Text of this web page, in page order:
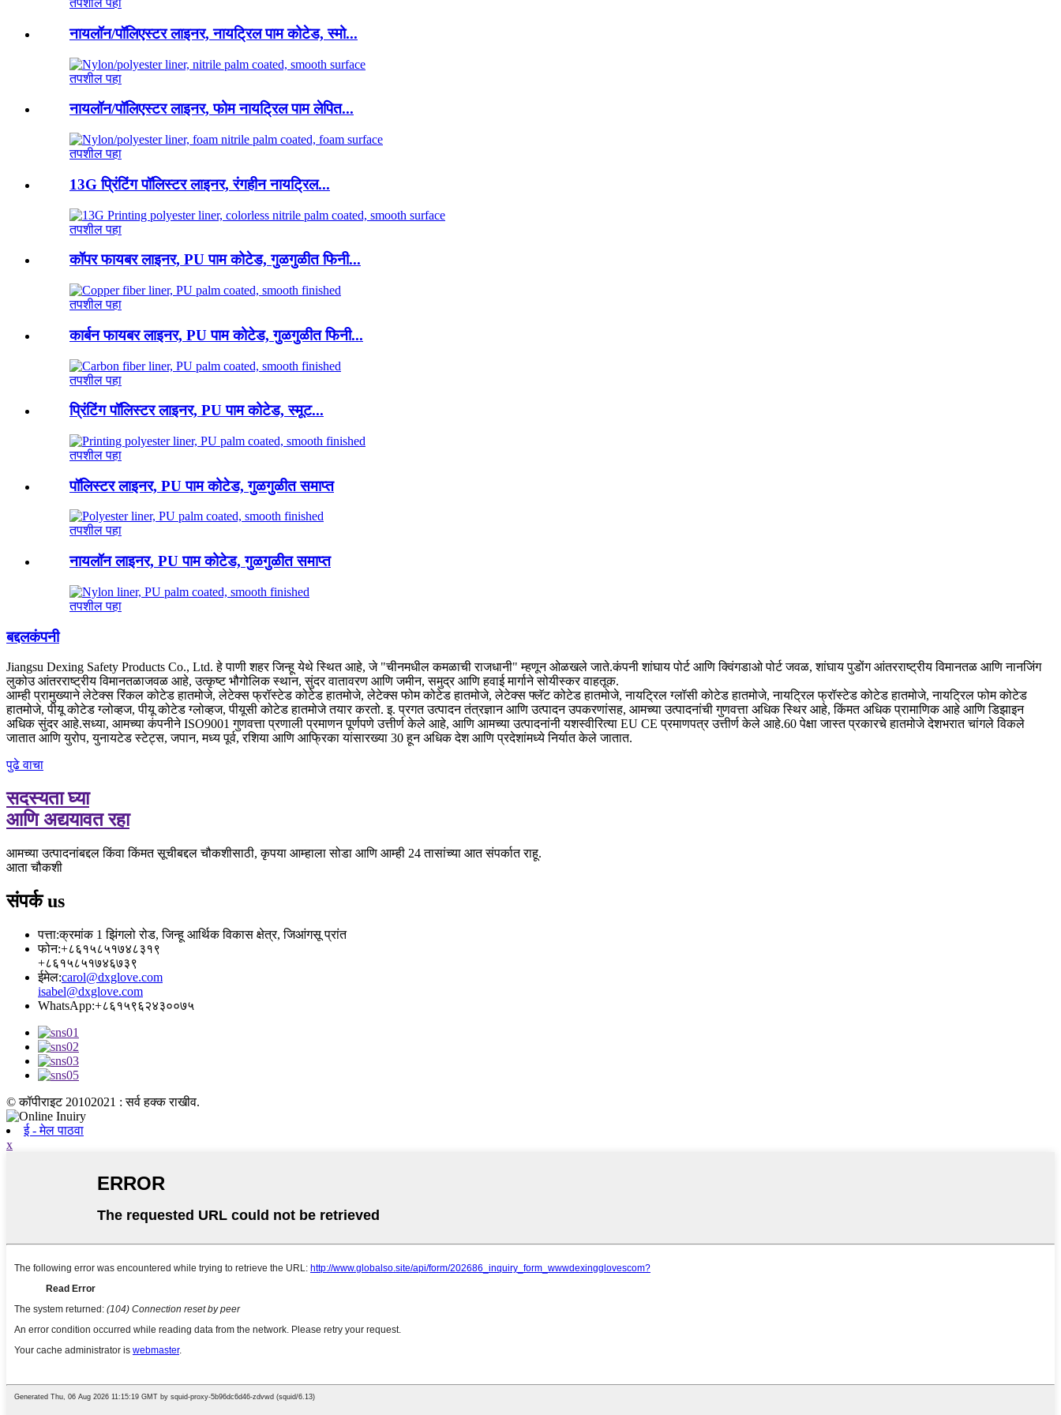
तपशील पहा
नायलॉन/पॉलिएस्टर लाइनर, नायट्रिल पाम कोटेड, स्मो...
तपशील पहा
नायलॉन/पॉलिएस्टर लाइनर, फोम नायट्रिल पाम लेपित...
तपशील पहा
13G प्रिंटिंग पॉलिस्टर लाइनर, रंगहीन नायट्रिल...
तपशील पहा
कॉपर फायबर लाइनर, PU पाम कोटेड, गुळगुळीत फिनी...
तपशील पहा
कार्बन फायबर लाइनर, PU पाम कोटेड, गुळगुळीत फिनी...
तपशील पहा
प्रिंटिंग पॉलिस्टर लाइनर, PU पाम कोटेड, स्मूट...
तपशील पहा
पॉलिस्टर लाइनर, PU पाम कोटेड, गुळगुळीत समाप्त
तपशील पहा
नायलॉन लाइनर, PU पाम कोटेड, गुळगुळीत समाप्त
तपशील पहा
बद्दलकंपनी
Jiangsu Dexing Safety Products Co., Ltd. हे पाणी शहर जिन्हू येथे स्थित आहे, जे "चीनमधील कमळाची राजधानी" म्हणून ओळखले जाते.कंपनी शांघाय पोर्ट आणि क्विंगडाओ पोर्ट जवळ, शांघाय पुडोंग आंतरराष्ट्रीय विमानतळ आणि नानजिंग
लुकोउ आंतरराष्ट्रीय विमानतळाजवळ आहे, उत्कृष्ट भौगोलिक स्थान, सुंदर वातावरण आणि जमीन, समुद्र आणि हवाई मार्गाने सोयीस्कर वाहतूक.
आम्ही प्रामुख्याने लेटेक्स रिंकल कोटेड हातमोजे, लेटेक्स फ्रॉस्टेड कोटेड हातमोजे, लेटेक्स फोम कोटेड हातमोजे, लेटेक्स फ्लॅट कोटेड हातमोजे, नायट्रिल ग्लॉसी कोटेड हातमोजे, नायट्रिल फ्रॉस्टेड कोटेड हातमोजे, नायट्रिल फोम कोटेड
हातमोजे, पीयू कोटेड ग्लोव्हज, पीयू कोटेड ग्लोव्हज, पीयूसी कोटेड हातमोजे तयार करतो. इ. प्रगत उत्पादन तंत्रज्ञान आणि उत्पादन उपकरणांसह, आमच्या उत्पादनांची गुणवत्ता अधिक स्थिर आहे, किंमत अधिक प्रामाणिक आहे आणि डिझाइन
अधिक सुंदर आहे.सध्या, आमच्या कंपनीने ISO9001 गुणवत्ता प्रणाली प्रमाणन पूर्णपणे उत्तीर्ण केले आहे, आणि आमच्या उत्पादनांनी यशस्वीरित्या EU CE प्रमाणपत्र उत्तीर्ण केले आहे.60 पेक्षा जास्त प्रकारचे हातमोजे देशभरात चांगले विकले
जातात आणि युरोप, युनायटेड स्टेट्स, जपान, मध्य पूर्व, रशिया आणि आफ्रिका यांसारख्या 30 हून अधिक देश आणि प्रदेशांमध्ये निर्यात केले जातात.
पुढे वाचा
सदस्यता घ्या
आणि अद्ययावत रहा
आमच्या उत्पादनांबद्दल किंवा किंमत सूचीबद्दल चौकशीसाठी, कृपया आम्हाला सोडा आणि आम्ही 24 तासांच्या आत संपर्कात राहू.
आता चौकशी
संपर्कus
पत्ता:क्रमांक 1 झिंगलो रोड, जिन्हू आर्थिक विकास क्षेत्र, जिआंगसू प्रांत
फोन:+८६१५८५१७४८३१९
+८६१५८५१७४६७३९
ईमेल:carol@dxglove.com
isabel@dxglove.com
WhatsApp:+८६१५९६२४३००७५
© कॉपीराइट 20102021 : सर्व हक्क राखीव.
ई - मेल पाठवा
x